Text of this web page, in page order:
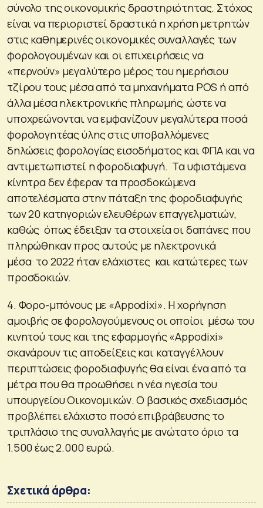
σύνολο της οικονομικής δραστηριότητας. Στόχος
είναι να περιοριστεί δραστικά η χρήση μετρητών
στις καθημερινές οικονομικές συναλλαγές των
φορολογουμένων και οι επιχειρήσεις να
«περνούν» μεγαλύτερο μέρος του ημερήσιου
τζίρου τους μέσα από τα μηχανήματα POS ή από
άλλα μέσα ηλεκτρονικής πληρωμής, ώστε να
υποχρεώνονται να εμφανίζουν μεγαλύτερα ποσά
φορολογητέας ύλης στις υποβαλλόμενες
δηλώσεις φορολογίας εισοδήματος και ΦΠΑ και να
αντιμετωπιστεί η φοροδιαφυγή. Τα υφιστάμενα
κίνητρα δεν έφεραν τα προσδοκώμενα
αποτελέσματα στην πάταξη της φοροδιαφυγής
των 20 κατηγοριών ελευθέρων επαγγελματιών,
καθώς όπως έδειξαν τα στοιχεία οι δαπάνες που
πληρώθηκαν προς αυτούς με ηλεκτρονικά
μέσα το 2022 ήταν ελάχιστες και κατώτερες των
προσδοκιών.
4. Φορο-μπόνους με «Appodixi». Η χορήγηση
αμοιβής σε φορολογούμενους οι οποίοι μέσω του
κινητού τους και της εφαρμογής «Appodixi»
σκανάρουν τις αποδείξεις και καταγγέλλουν
περιπτώσεις φοροδιαφυγής θα είναι ένα από τα
μέτρα που θα προωθήσει η νέα ηγεσία του
υπουργείου Οικονομικών. Ο βασικός σχεδιασμός
προβλέπει ελάχιστο ποσό επιβράβευσης το
τριπλάσιο της συναλλαγής με ανώτατο όριο τα
1.500 έως 2.000 ευρώ.
Σχετικά άρθρα: